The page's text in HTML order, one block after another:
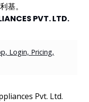
基。
PVT. LTD.
Login, Pricing,
Pvt. Ltd.